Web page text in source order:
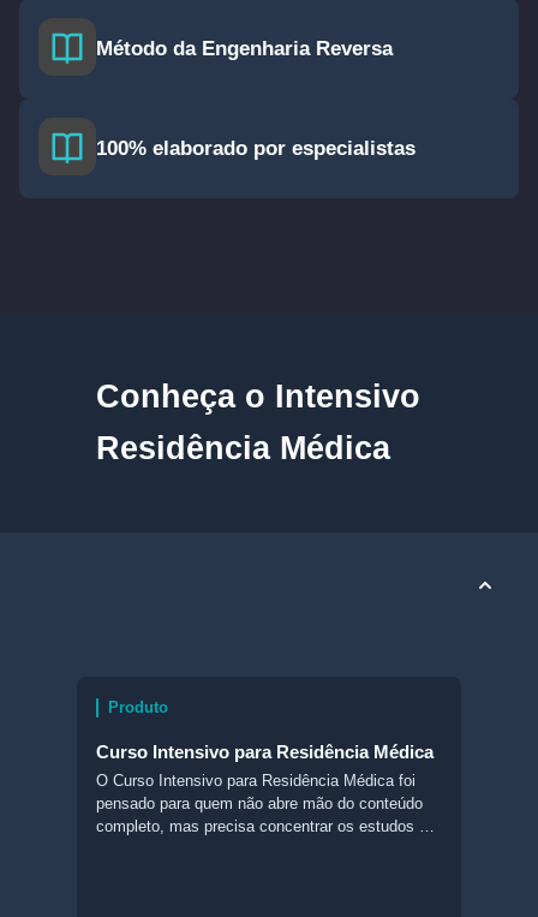
Método da Engenharia Reversa
100% elaborado por especialistas
Conheça o Intensivo
Residência Médica
Produto
Curso Intensivo para Residência Médica
O Curso Intensivo para Residência Médica foi
pensado para quem não abre mão do conteúdo
completo, mas precisa concentrar os estudos em